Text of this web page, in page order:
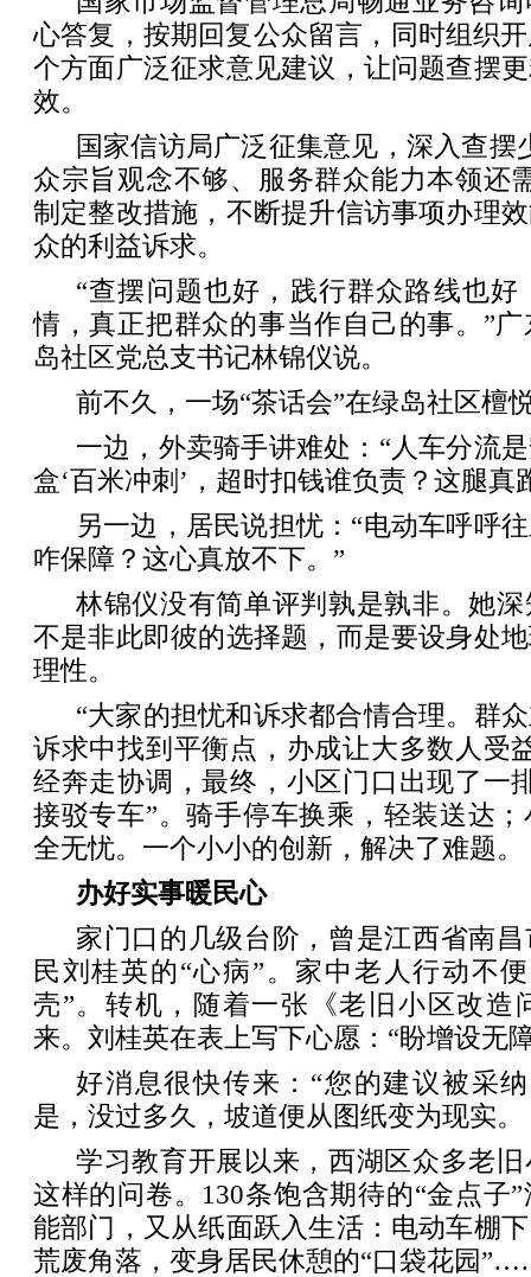
心答复，按期回复公众留言，同时组织
个方面广泛征求意见建议，让问题查摆
效。
国家信访局广泛征集意见，深入查摆
众宗旨观念不够、服务群众能力本领还
制定整改措施，不断提升信访事项办理
众的利益诉求。
“查摆问题也好，践行群众路线也
情，真正把群众的事当作自己的事。”
岛社区党总支书记林锦仪说。
前不久，一场“茶话会”在绿岛社区檀
一边，外卖骑手讲难处：“人车分流
盒‘百米冲刺’，超时扣钱谁负责？这腿真
另一边，居民说担忧：“电动车呼呼
咋保障？这心真放不下。”
林锦仪没有简单评判孰是孰非。她
不是非此即彼的选择题，而是要设身处
理性。
“大家的担忧和诉求都合情合理。群
诉求中找到平衡点，办成让大多数人受
经奔走协调，最终，小区门口出现了一
接驳专车”。骑手停车换乘，轻装送达
全无忧。一个小小的创新，解决了难题。
办好实事暖民心
家门口的几级台阶，曾是江西省南
民刘桂英的“心病”。家中老人行动不
壳”。转机，随着一张《老旧小区改造
来。刘桂英在表上写下心愿：“盼增设无
好消息很快传来：“您的建议被采
是，没过多久，坡道便从图纸变为现实。
学习教育开展以来，西湖区众多老
这样的问卷。130条饱含期待的“金点子
能部门，又从纸面跃入生活：电动车棚
荒废角落，变身居民休憩的“口袋花园